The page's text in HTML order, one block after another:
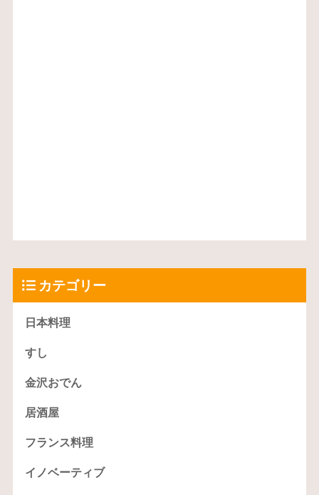
カテゴリー
日本料理
すし
金沢おでん
居酒屋
フランス料理
イノベーティブ